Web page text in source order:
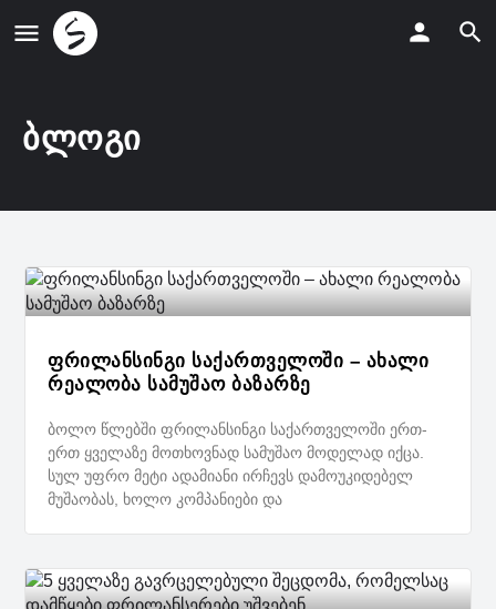
ბლოგი
ფრილანსინგი საქართველოში – ახალი
რეალობა სამუშაო ბაზარზე
ბოლო წლებში ფრილანსინგი საქართველოში ერთ-
ერთ ყველაზე მოთხოვნად სამუშაო მოდელად იქცა.
სულ უფრო მეტი ადამიანი ირჩევს დამოუკიდებელ
მუშაობას, ხოლო კომპანიები და